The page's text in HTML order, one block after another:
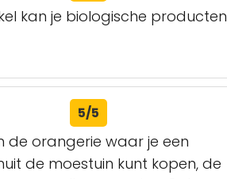
kan je biologische producten
5/5
de orangerie waar je een
de moestuin kunt kopen, de